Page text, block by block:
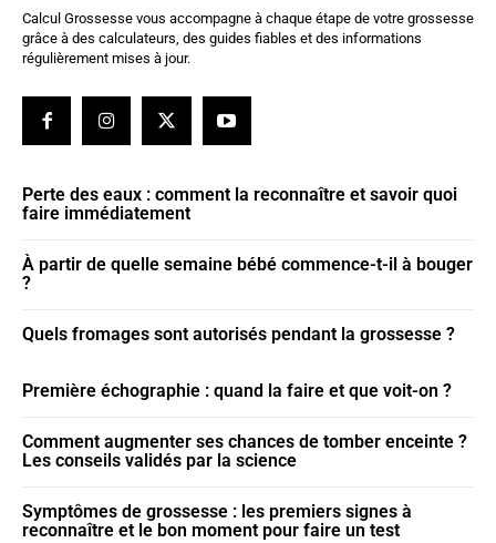
Calcul Grossesse vous accompagne à chaque étape de votre grossesse
grâce à des calculateurs, des guides fiables et des informations
régulièrement mises à jour.
Perte des eaux : comment la reconnaître et savoir quoi
faire immédiatement
À partir de quelle semaine bébé commence-t-il à bouger
?
Quels fromages sont autorisés pendant la grossesse ?
Première échographie : quand la faire et que voit-on ?
Comment augmenter ses chances de tomber enceinte ?
Les conseils validés par la science
Symptômes de grossesse : les premiers signes à
reconnaître et le bon moment pour faire un test